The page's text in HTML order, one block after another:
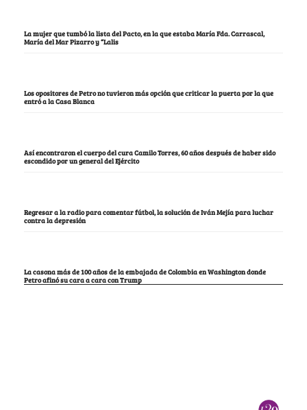
La mujer que tumbó la lista del Pacto, en la que estaba María Fda. Carrascal,
María del Mar Pizarro y “Lalis
Los opositores de Petro no tuvieron más opción que criticar la puerta por la que
entró a la Casa Blanca
Así encontraron el cuerpo del cura Camilo Torres, 60 años después de haber sido
escondido por un general del Ejército
Regresar a la radio para comentar fútbol, la solución de Iván Mejía para luchar
contra la depresión
La casona más de 100 años de la embajada de Colombia en Washington donde
Petro afinó su cara a cara con Trump